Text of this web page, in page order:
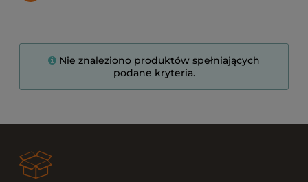
Nie znaleziono produktów spełniających
podane kryteria.